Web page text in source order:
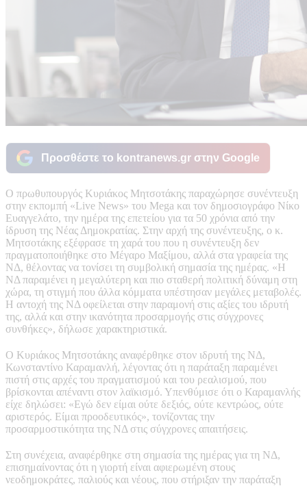
Προσθέστε το kontranews.gr στην Google
Ο πρωθυπουργός Κυριάκος Μητσοτάκης παραχώρησε συνέντευξη
στην εκπομπή «Live News» του Mega και τον δημοσιογράφο Νίκο
Ευαγγελάτο, την ημέρα της επετείου για τα 50 χρόνια από την
ίδρυση της Νέας Δημοκρατίας. Στην αρχή της συνέντευξης, ο κ.
Μητσοτάκης εξέφρασε τη χαρά του που η συνέντευξη δεν
πραγματοποιήθηκε στο Μέγαρο Μαξίμου, αλλά στα γραφεία της
ΝΔ, θέλοντας να τονίσει τη συμβολική σημασία της ημέρας. «Η
ΝΔ παραμένει η μεγαλύτερη και πιο σταθερή πολιτική δύναμη στη
χώρα, τη στιγμή που άλλα κόμματα υπέστησαν μεγάλες μεταβολές.
Η αντοχή της ΝΔ οφείλεται στην παραμονή στις αξίες του ιδρυτή
της, αλλά και στην ικανότητα προσαρμογής στις σύγχρονες
συνθήκες», δήλωσε χαρακτηριστικά.
Ο Κυριάκος Μητσοτάκης αναφέρθηκε στον ιδρυτή της ΝΔ,
Κωνσταντίνο Καραμανλή, λέγοντας ότι η παράταξη παραμένει
πιστή στις αρχές του πραγματισμού και του ρεαλισμού, που
βρίσκονται απέναντι στον λαϊκισμό. Υπενθύμισε ότι ο Καραμανλής
είχε δηλώσει: «Εγώ δεν είμαι ούτε δεξιός, ούτε κεντρώος, ούτε
αριστερός. Είμαι προοδευτικός», τονίζοντας την
προσαρμοστικότητα της ΝΔ στις σύγχρονες απαιτήσεις.
Στη συνέχεια, αναφέρθηκε στη σημασία της ημέρας για τη ΝΔ,
επισημαίνοντας ότι η γιορτή είναι αφιερωμένη στους
νεοδημοκράτες, παλιούς και νέους, που στήριξαν την παράταξη